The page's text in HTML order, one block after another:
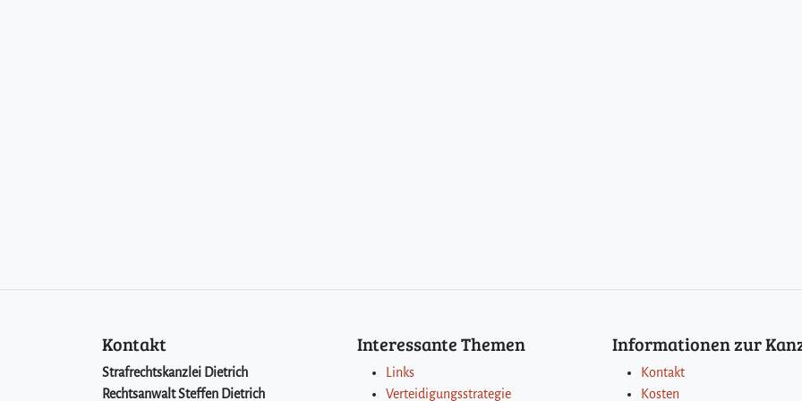
Kontakt
Strafrechtskanzlei Dietrich
Rechtsanwalt Steffen Dietrich
Interessante Themen
Links
Verteidigungsstrategie
Informationen zur
Kontakt
Kosten